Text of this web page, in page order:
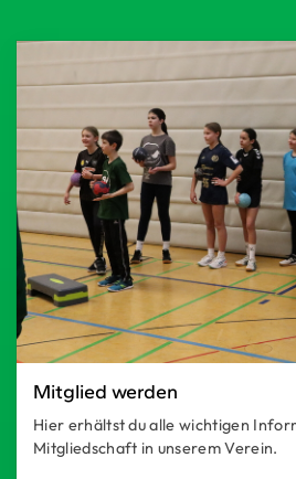
Mitglied werden
Hier erhältst du alle wichtigen
Mitgliedschaft in unserem Verein.